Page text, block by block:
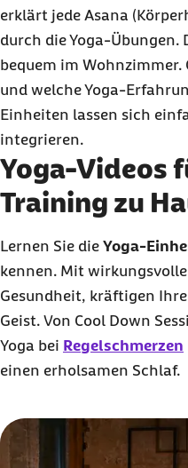
erklärt jede Asana
durch die Yoga-Übungen.
bequem im Wohnzimmer.
und welche Yoga-
Einheiten lassen sich
integrieren.
Yoga-Videos
Training zu
Lernen Sie die Yoga-
kennen. Mit
Gesundheit, kräftigen
Geist. Von Cool Down
Yoga bei Regelschmerzen
einen erholsamen Schlaf.
Karussell mit 8 Elementen
Element 1 von 8